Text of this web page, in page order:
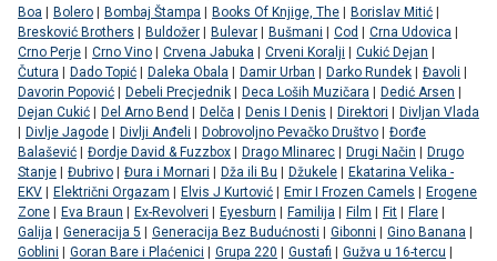
Boa | Bolero | Bombaj Štampa | Books Of Knjige, The | Borislav Mitić |
Bresković Brothers | Buldožer | Bulevar | Bušmani | Cod | Crna Udovica |
Crno Perje | Crno Vino | Crvena Jabuka | Crveni Koralji | Cukić Dejan |
Čutura | Dado Topić | Daleka Obala | Damir Urban | Darko Rundek | Đavoli |
Davorin Popović | Debeli Precjednik | Deca Loših Muzičara | Dedić Arsen |
Dejan Cukić | Del Arno Bend | Delča | Denis I Denis | Direktori | Divljan Vlada
| Divlje Jagode | Divlji Anđeli | Dobrovoljno Pevačko Društvo | Đorđe
Balašević | Đordje David & Fuzzbox | Drago Mlinarec | Drugi Način | Drugo
Stanje | Đubrivo | Đura i Mornari | Dža ili Bu | Džukele | Ekatarina Velika -
EKV | Električni Orgazam | Elvis J Kurtović | Emir I Frozen Camels | Erogene
Zone | Eva Braun | Ex-Revolveri | Eyesburn | Familija | Film | Fit | Flare |
Galija | Generacija 5 | Generacija Bez Budućnosti | Gibonni | Gino Banana |
Goblini | Goran Bare i Plaćenici | Grupa 220 | Gustafi | Gužva u 16-tercu |